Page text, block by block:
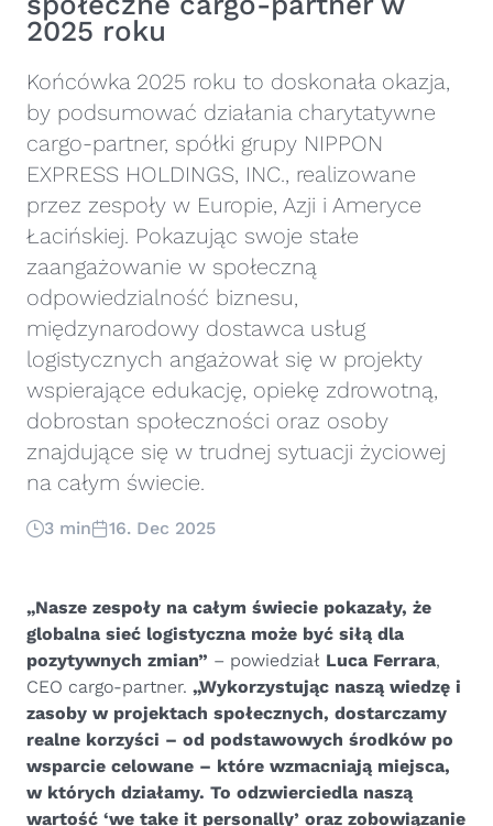
2025 roku
Końcówka 2025 roku to doskonała okazja,
by podsumować działania charytatywne
cargo-partner, spółki grupy NIPPON
EXPRESS HOLDINGS, INC., realizowane
przez zespoły w Europie, Azji i Ameryce
Łacińskiej. Pokazując swoje stałe
zaangażowanie w społeczną
odpowiedzialność biznesu,
międzynarodowy dostawca usług
logistycznych angażował się w projekty
wspierające edukację, opiekę zdrowotną,
dobrostan społeczności oraz osoby
znajdujące się w trudnej sytuacji życiowej
na całym świecie.
3 min 16. Dec 2025
„Nasze zespoły na całym świecie pokazały, że
globalna sieć logistyczna może być siłą dla
pozytywnych zmian” – powiedział Luca Ferrara,
CEO cargo-partner. „Wykorzystując naszą wiedzę i
zasoby w projektach społecznych, dostarczamy
realne korzyści – od podstawowych środków po
wsparcie celowane – które wzmacniają miejsca,
w których działamy. To odzwierciedla naszą
wartość ‘we take it personally’ oraz zobowiązanie